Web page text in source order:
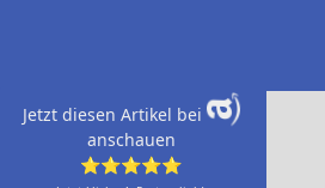
Jetzt diesen Artikel bei
anschauen
⭐⭐⭐⭐⭐